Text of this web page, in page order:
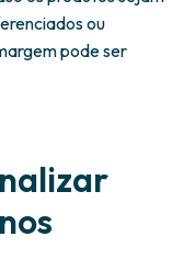
ou
pode ser